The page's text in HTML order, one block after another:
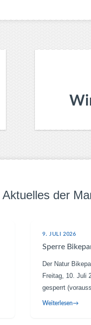
Aktuelles der
9. JULI 2026
Sperre
Der Natur
Freitag, 10. Juli
gesperrt
August) Grund
Weiterlesen